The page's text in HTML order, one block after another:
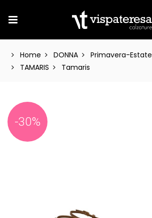
Home DONNA Primavera-Estate
TAMARIS
Tamaris
-30%